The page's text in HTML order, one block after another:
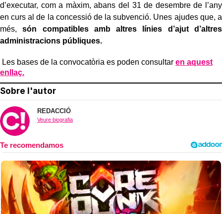
d’executar, com a màxim, abans del 31 de desembre de l’any
en curs al de la concessió de la subvenció. Unes ajudes que, a
més,són compatibles amb altres línies d’ajut d’altres
administracions públiques.
Les bases de la convocatòria es poden consultar en aquest
enllaç.
Sobre l'autor
REDACCIÓ
Veure biografia